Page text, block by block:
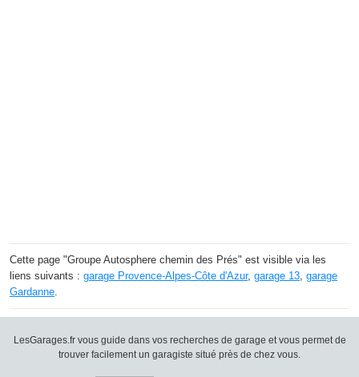
Cette page "Groupe Autosphere chemin des Prés" est visible via les
liens suivants : garage Provence-Alpes-Côte d'Azur, garage 13, garage
Gardanne.
LesGarages.fr vous guide dans vos recherches de garage et vous permet de
trouver facilement un garagiste situé près de chez vous.